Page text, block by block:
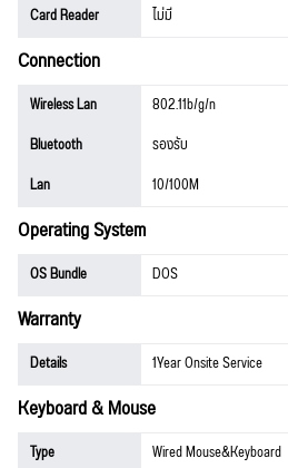
Card Reader
ไม่มี
Connection
Wireless Lan
802.11b/g/n
Bluetooth
รองรับ
Lan
10/100M
Operating System
OS Bundle DOS
Warranty
Details 1Year Onsite Service
Keyboard & Mouse
Type Wired Mouse&Keyboard